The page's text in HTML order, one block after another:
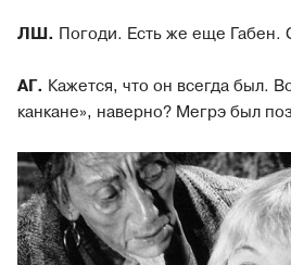
ЛШ. Погоди. Есть же еще Габен.
АГ. Кажется, что он всегда был.
канкане», наверно? Мегрэ был